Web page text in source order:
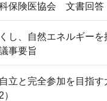
保険医協会 文書回答
し、自然エネルギーを
事要旨
立と完全参加を目指す